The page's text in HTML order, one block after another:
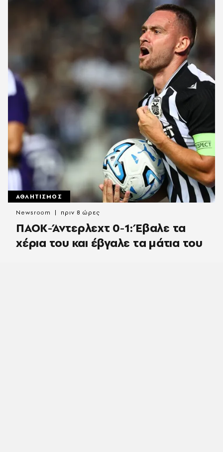
ΑΘΛΗΤΙΣΜΟΣ
ΠΑΟΚ-Άντερλεχτ 0-1: Έβαλε τα
χέρια του και έβγαλε τα μάτια του
Newsroom πριν 8 ώρες